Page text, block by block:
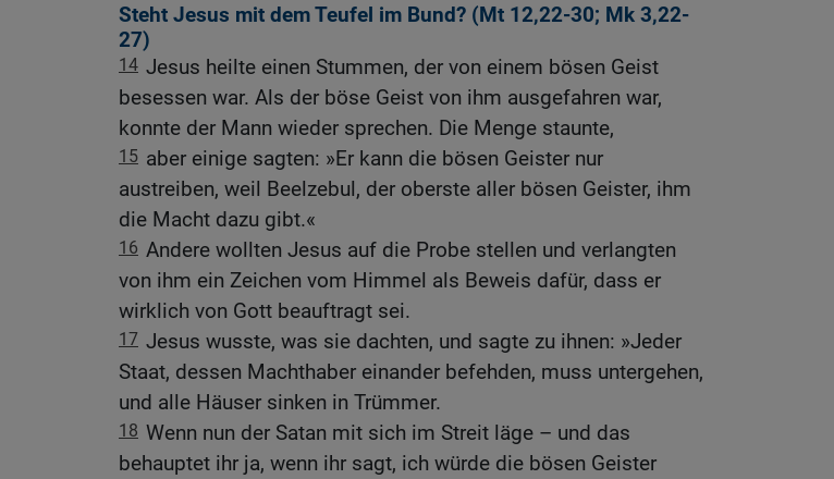
Steht Jesus mit dem Teufel im Bund? (Mt 12,22-30; Mk 3,22-
27)
14 Jesus heilte einen Stummen, der von einem bösen Geist
besessen war. Als der böse Geist von ihm ausgefahren war,
konnte der Mann wieder sprechen. Die Menge staunte,
15 aber einige sagten: »Er kann die bösen Geister nur
austreiben, weil Beelzebul, der oberste aller bösen Geister, ihm
die Macht dazu gibt.«
16 Andere wollten Jesus auf die Probe stellen und verlangten
von ihm ein Zeichen vom Himmel als Beweis dafür, dass er
wirklich von Gott beauftragt sei.
17 Jesus wusste, was sie dachten, und sagte zu ihnen: »Jeder
Staat, dessen Machthaber einander befehden, muss untergehen,
und alle Häuser sinken in Trümmer.
18 Wenn nun der Satan mit sich im Streit läge – und das
behauptet ihr ja, wenn ihr sagt, ich würde die bösen Geister